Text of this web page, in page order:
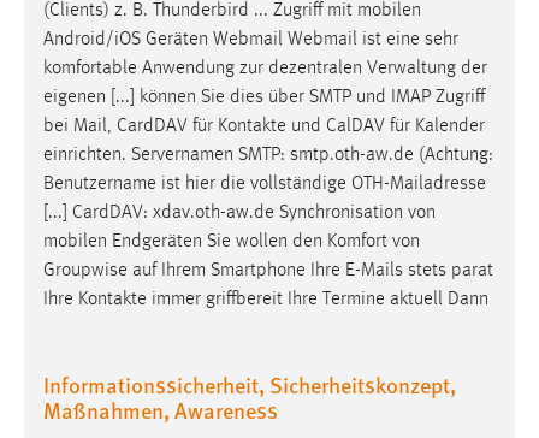
(Clients) z. B. Thunderbird ... Zugriff mit mobilen
Android/iOS Geräten Webmail Webmail ist eine sehr
komfortable Anwendung zur dezentralen Verwaltung der
eigenen [...] können Sie dies über SMTP und IMAP Zugriff
bei Mail, CardDAV für Kontakte und CalDAV für Kalender
einrichten. Servernamen SMTP: smtp.oth-aw.de (Achtung:
Benutzername ist hier die vollständige OTH-Mailadresse
[...] CardDAV: xdav.oth-aw.de Synchronisation von
mobilen Endgeräten Sie wollen den Komfort von
Groupwise aufIhrem Smartphone Ihre E-Mails stets parat
Ihre Kontakte immer griffbereit Ihre Termine aktuell Dann
Informationssicherheit, Sicherheitskonzept,
Maßnahmen, Awareness
Name:
MibewSessionID, MIBEW_UserID, mibew_locale, mibew-
chat-frame-style-5e9dbeb1811c0446
Zweck:
Wird benötigt um die Chatfunktion nutzen zu können.
Cookie Laufzeit:
MibewSessionID, mibew-chat-frame-style-
5e9dbeb1811c0446 = Sitzungslaufzeit, mibew_locale = 3
Jahre, MIBEW_UserID = 1 Jahr
Name:
fe_user, be_user, be_lastLoginProvider